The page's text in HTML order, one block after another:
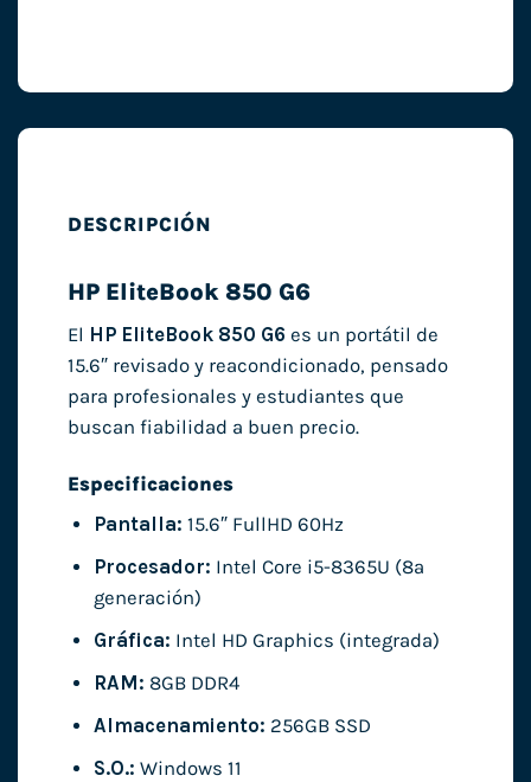
DESCRIPCIÓN
HP EliteBook 850 G6
El HP EliteBook 850 G6 es un portátil de
15.6″ revisado y reacondicionado, pensado
para profesionales y estudiantes que
buscan fiabilidad a buen precio.
Especificaciones
Pantalla: 15.6″ FullHD 60Hz
Procesador: Intel Core i5-8365U (8ª
generación)
Gráfica: Intel HD Graphics (integrada)
RAM: 8GB DDR4
Almacenamiento: 256GB SSD
S.O.: Windows 11